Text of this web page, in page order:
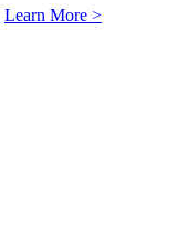
Learn More >